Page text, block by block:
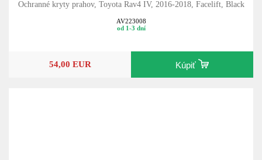
Ochranné kryty prahov, Toyota Rav4 IV, 2016-2018, Facelift, Black
AV223008
od 1-3 dní
54,00 EUR Kúpiť